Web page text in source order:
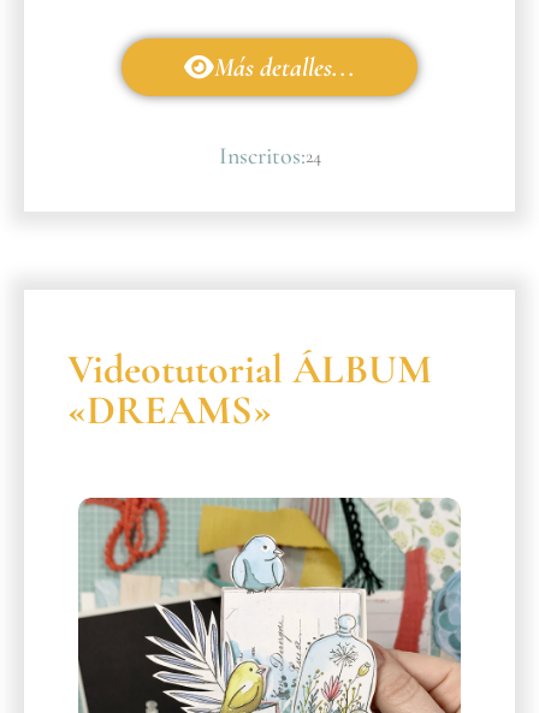
Más detalles...
Inscritos:24
Videotutorial ÁLBUM
«DREAMS»